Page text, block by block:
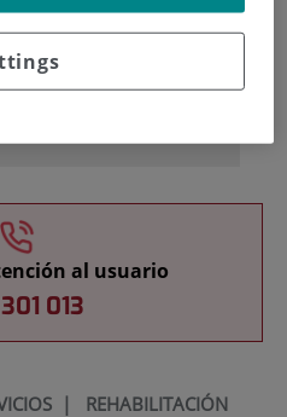
al usuario
013
| REHABILITACIÓN